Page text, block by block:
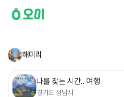
해미리
나를 찾는 시간.. 여행
경기도 성남시